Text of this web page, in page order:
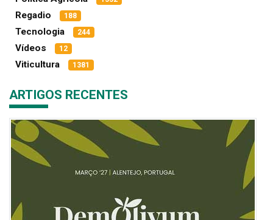
Regadio 188
Tecnologia 244
Vídeos 12
Viticultura 1381
ARTIGOS RECENTES